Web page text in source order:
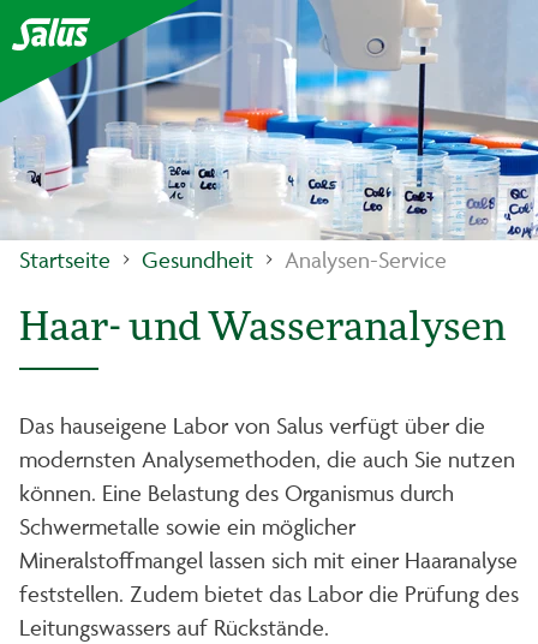
Startseite Gesundheit Analysen-Service
Haar- und Wasseranalysen
Das hauseigene Labor von Salus verfügt über die
modernsten Analysemethoden, die auch Sie nutzen
können. Eine Belastung des Organismus durch
Schwermetalle sowie ein möglicher
Mineralstoffmangel lassen sich mit einer Haaranalyse
feststellen. Zudem bietet das Labor die Prüfung des
Leitungswassers auf Rückstände.